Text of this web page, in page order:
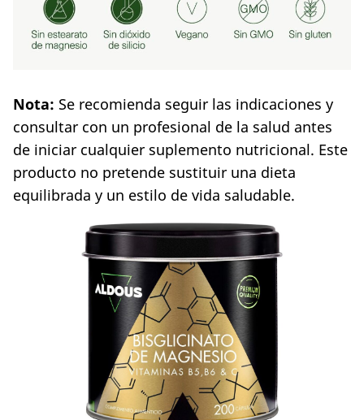
Nota: Se recomienda seguir las indicaciones y
consultar con un profesional de la salud antes
de iniciar cualquier suplemento nutricional. Este
producto no pretende sustituir una dieta
equilibrada y un estilo de vida saludable.